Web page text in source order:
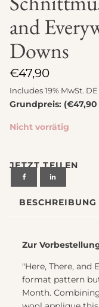
and
Downs
€47,90
Includes 19% MwSt.
Grundpreis: (€47,90
Nicht vorrätig
JETZT TEILEN
BESCHREIBUNG
Zur
"Here, There, and
format pattern
Month.